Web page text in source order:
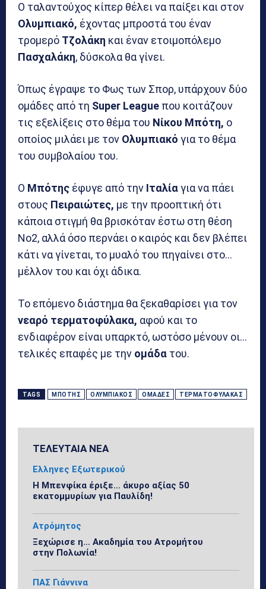
Ο ταλαντούχος κίπερ θέλει να παίξει και στον
Ολυμπιακό, έχοντας μπροστά του έναν
τρομερό Τζολάκη και έναν ετοιμοπόλεμο
Πασχαλάκη, δύσκολα θα γίνει.
Όπως έγραψε το Φως των Σπορ, υπάρχουν δύο
ομάδες από τη Super League που κοιτάζουν
τις εξελίξεις στο θέμα του Νίκου Μπότη, ο
οποίος μιλάει με τον Ολυμπιακό για το θέμα
του συμβολαίου του.
Ο Μπότης έφυγε από την Ιταλίαγια να πάει
στους Πειραιώτες, με την προοπτική ότι
κάποια στιγμή θα βρισκόταν έστω στη θέση
Νο2, αλλά όσο περνάει ο καιρός και δεν βλέπει
κάτι να γίνεται, το μυαλό του πηγαίνει στο…
μέλλον του και όχι άδικα.
Το επόμενο διάστημα θα ξεκαθαρίσει για τον
νεαρό τερματοφύλακα, αφού και το
ενδιαφέρον είναι υπαρκτό, ωστόσο μένουν οι…
τελικές επαφές με την ομάδα του.
TAGS ΜΠΌΤΗΣ ΟΛΥΜΠΙΑΚΌΣ ΟΜΆΔΕΣ ΤΕΡΜΑΤΟΦΎΛΑΚΑΣ
ΤΕΛΕΥΤΑΙΑ ΝΕΑ
Ελληνες Εξωτερικού
Η Μπενφίκα έριξε… άκυρο αξίας 50
εκατομμυρίων για Παυλίδη!
Ατρόμητος
Ξεχώρισε η… Ακαδημία του Ατρομήτου
στην Πολωνία!
ΠΑΣ Γιάννινα